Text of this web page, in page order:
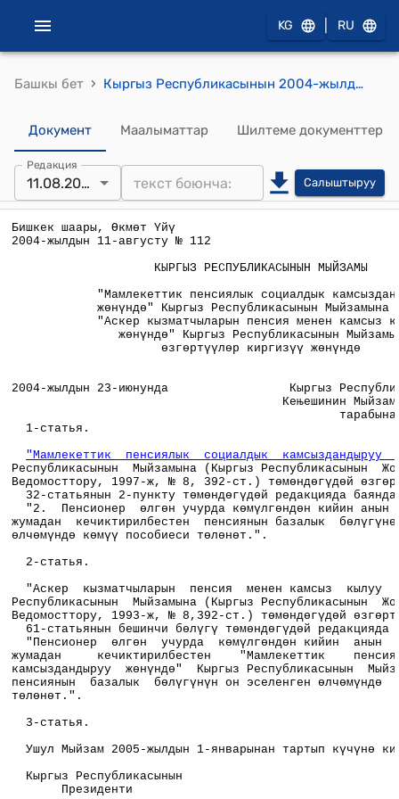
KG RU
Башкы бет › Кыргыз Республикасынын 2004-жылдын 11-августун № 112 "Мамлекеттик пенсиялык социалдык камсыздандыруу жөнүндө" Кыргыз Республикасынын Мыйзамына жана "Аскер кызматчыларын пенсия менен камсыз кылуу жөнүндө" Кыргыз Республикасынын Мыйзамына өзгөртүүлөр киргизүү жөнүндө" Мыйзамы
Документ Маалыматтар Шилтеме документтер
Редакция
11.08.2004 Салыштыруу